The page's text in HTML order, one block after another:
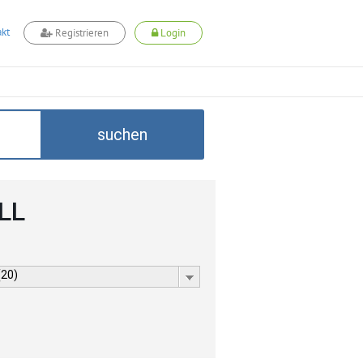
Registrieren Login
suchen